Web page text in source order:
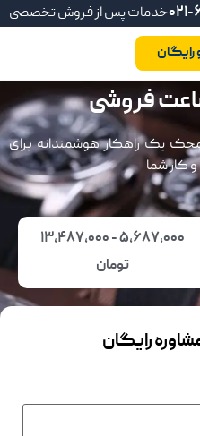
خدمات پس از فروش تخصصی
رایگان
فروشی
یک راهکار هوشمندانه برای
کار شما
5,687,000 - 13,487,000
تومان
رایگان